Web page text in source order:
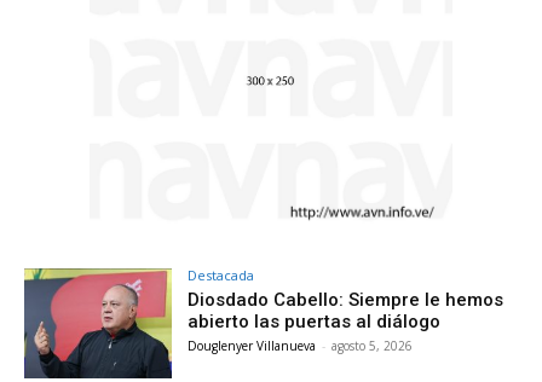
Destacada
Diosdado Cabello: Siempre le hemos
abierto las puertas al diálogo
Douglenyer Villanueva - agosto 5, 2026